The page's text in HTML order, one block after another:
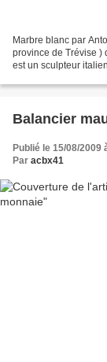
Marbre blanc par
province de Trévise )
est un sculpteur
Balancier
Publié le 15/08/2009
Par acbx41